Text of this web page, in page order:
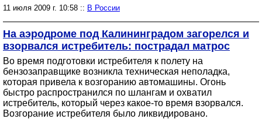
11 июля 2009 г. 10:58 :: В России
На аэродроме под Калининградом загорелся и
взорвался истребитель: пострадал матрос
Во время подготовки истребителя к полету на
бензозаправщике возникла техническая неполадка,
которая привела к возгоранию автомашины. Огонь
быстро распространился по шлангам и охватил
истребитель, который через какое-то время взорвался.
Возгорание истребителя было ликвидировано.